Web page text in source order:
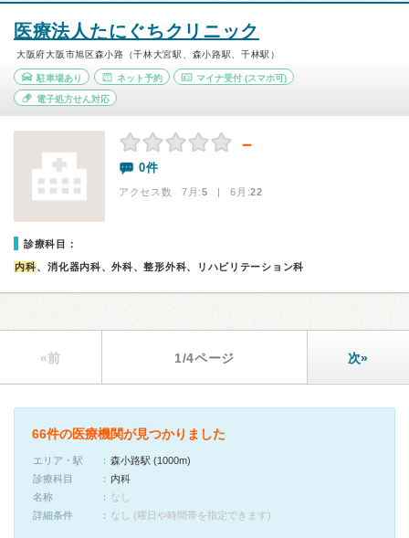
医療法人たにぐちクリニック
大阪府大阪市旭区森小路（千林大宮駅、森小路駅、千林駅）
駐車場あり ネット予約 マイナ受付 (スマホ可)
電子処方せん対応
－
0件
アクセス数 7月:5 | 6月:22
診療科目：
内科、消化器内科、外科、整形外科、リハビリテーション科
«前 1/4ページ 次»
66件の医療機関が見つかりました
エリア・駅
森小路駅 (1000m)
診療科目
内科
名称
なし
詳細条件
なし (曜日や時間帯を指定できます)